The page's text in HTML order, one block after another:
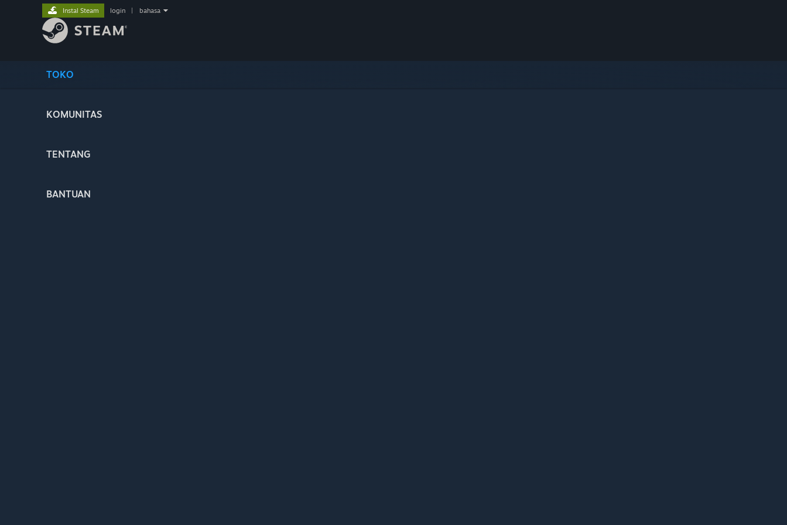
TOKO
KOMUNITAS
TENTANG
BANTUAN
Instal Steam login bahasa